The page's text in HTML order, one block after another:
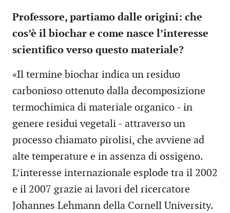
Professore, partiamo dalle origini: che
cos’è il biochar e come nasce l’interesse
scientifico verso questo materiale?
«Il termine biochar indica un residuo
carbonioso ottenuto dalla decomposizione
termochimica di materiale organico - in
genere residui vegetali - attraverso un
processo chiamato pirolisi, che avviene ad
alte temperature e in assenza di ossigeno.
L’interesse internazionale esplode tra il 2002
e il 2007 grazie ai lavori del ricercatore
Johannes Lehmann della Cornell University.